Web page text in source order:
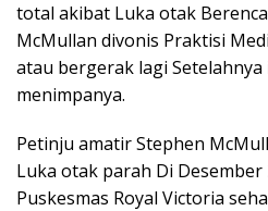
total akibat Luka otak
McMullan divonis Praktisi
atau bergerak lagi Setelahnya
menimpanya.
Petinju amatir Stephen
Luka otak parah Di Desember
Puskesmas Royal Victoria